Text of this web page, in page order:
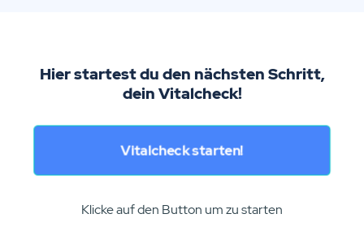
Hier startest du den nächsten Schritt,
dein Vitalcheck!
Vitalcheck starten!
Klicke auf den Button um zu starten